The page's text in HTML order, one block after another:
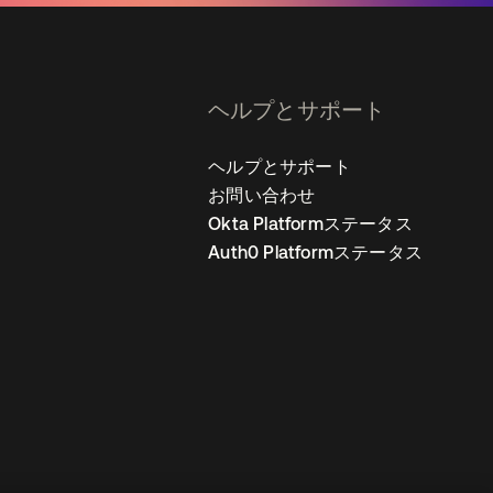
ヘルプとサポート
ヘルプとサポート
お問い合わせ
Okta Platformステータス
Auth0 Platformステータス